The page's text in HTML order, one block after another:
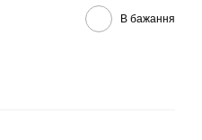
В бажання